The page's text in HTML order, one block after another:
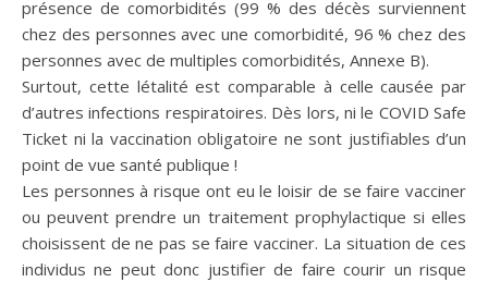
présence de comorbidités (99 % des décès surviennent
chez des personnes avec une comorbidité, 96 % chez des
personnes avec de multiples comorbidités, Annexe B).
Surtout, cette létalité est comparable à celle causée par
d’autres infections respiratoires. Dès lors, ni le COVID Safe
Ticket ni la vaccination obligatoire ne sont justifiables d’un
point de vue santé publique !
Les personnes à risque ont eu le loisir de se faire vacciner
ou peuvent prendre un traitement prophylactique si elles
choisissent de ne pas se faire vacciner. La situation de ces
individus ne peut donc justifier de faire courir un risque